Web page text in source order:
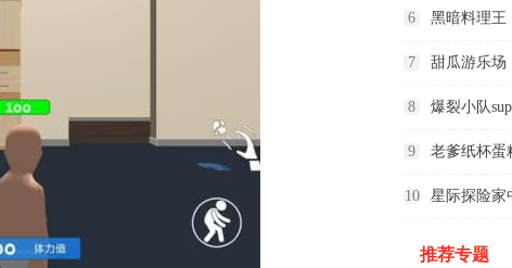
6 黑暗料理王
7 甜瓜游乐场
8 爆裂小队
9 老爹纸杯蛋
10 星际探险家
推荐专题